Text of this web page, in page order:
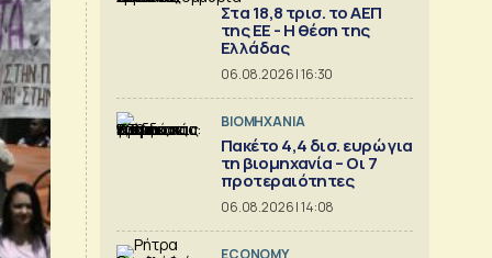
Στα 18,8 τρισ. το ΑΕΠ
της ΕΕ - Η θέση της
Ελλάδας
06.08.2026 | 16:30
ΒΙΟΜΗΧΑΝΙΑ
Πακέτο 4,4 δισ. ευρώ για
τη βιομηχανία – Οι 7
προτεραιότητες
06.08.2026 | 14:08